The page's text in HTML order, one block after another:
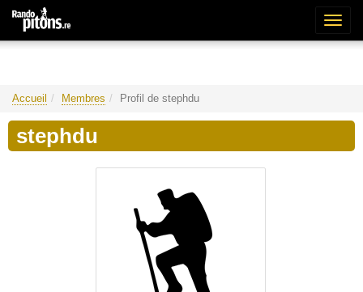
Accueil Membres Profil de stephdu
stephdu